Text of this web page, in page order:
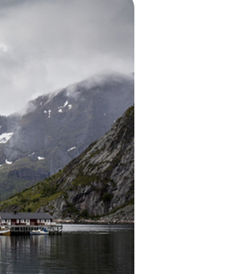
di sản thiên nhiên thế giới. Vịnh Geiranger có
vĩ. Bạn có thể ngắm nhìn vịnh từ các điểm
hết thảy sự xinh đẹp của cảnh quan nơi
ngọn núi phủ tuyết, những bãi biển cát
đánh cá lâu đời và phát triển nhất của đất
Ngoài ra, đảo Lofoten cũng là một điểm